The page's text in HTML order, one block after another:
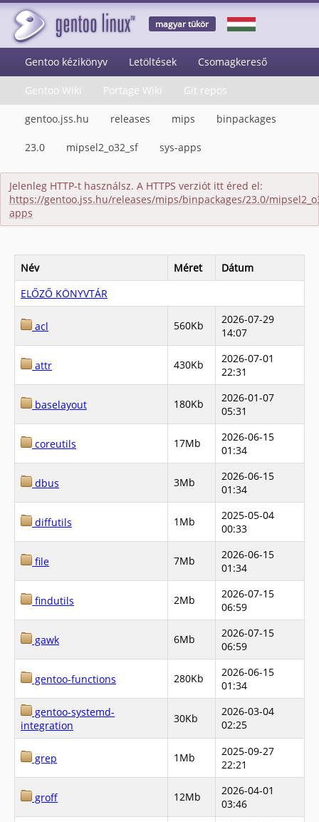
magyar tükör
Gentoo kézikönyv Letöltések Csomagkereső
Gentoo Wiki Portage Wiki Git repos
gentoo.jss.hu releases mips binpackages
23.0 mipsel2_o32_sf sys-apps
Jelenleg HTTP-t használsz. A HTTPS verziót itt éred el:
https://gentoo.jss.hu/releases/mips/binpackages/23.0/
apps
Név Méret
Dátum
ELŐZŐ KÖNYVTÁR
acl 560Kb
2026-07-29
14:07
attr 430Kb
2026-07-01
22:31
baselayout 180Kb
2026-01-07
05:31
coreutils 17Mb
2026-06-15
01:34
dbus 3Mb
2026-06-15
01:34
diffutils 1Mb
2025-05-04
00:33
file 7Mb
2026-06-15
01:34
findutils 2Mb
2026-07-15
06:59
gawk 6Mb
2026-07-15
06:59
gentoo-functions 280Kb
2026-06-15
01:34
gentoo-systemd-
integration
30Kb
2026-03-04
02:25
grep 1Mb
2025-09-27
22:21
groff 12Mb
2026-04-01
03:46